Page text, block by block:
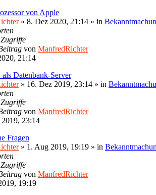
von Apple
» 8. Dez 2020, 21:14 » in
Zugriffe
von ManfredRichter
21:14
Datenbank-Server
» 16. Dez 2019, 23:14 » in
Zugriffe
von ManfredRichter
23:14
Fragen
» 1. Aug 2019, 19:19 » in
Zugriffe
von ManfredRichter
19:19